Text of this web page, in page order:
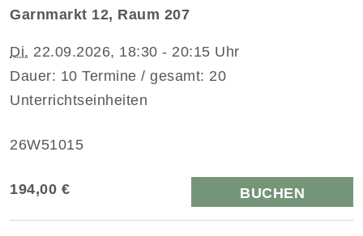
Garnmarkt 12, Raum 207
Di. 22.09.2026, 18:30 - 20:15 Uhr
Dauer: 10 Termine / gesamt: 20
Unterrichtseinheiten
26W51015
194,00 € BUCHEN